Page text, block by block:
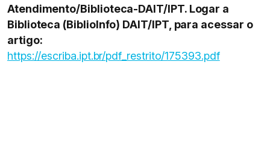
Atendimento/Biblioteca-DAIT/IPT. Logar a
Biblioteca (BiblioInfo) DAIT/IPT, para acessar o
artigo:
https://escriba.ipt.br/pdf_restrito/175393.pdf